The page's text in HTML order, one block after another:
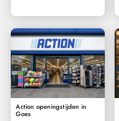
Action openingstijden in
Goes